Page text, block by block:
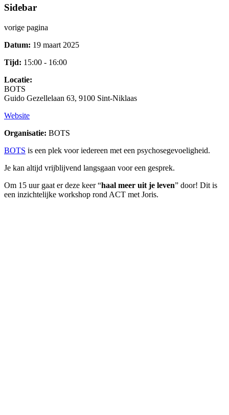
Sidebar
vorige pagina
Datum: 19 maart 2025
Tijd: 15:00 - 16:00
Locatie:
BOTS
Guido Gezellelaan 63, 9100 Sint-Niklaas
Website
Organisatie: BOTS
BOTS is een plek voor iedereen met een psychosegevoeligheid.
Je kan altijd vrijblijvend langsgaan voor een gesprek.
Om 15 uur gaat er deze keer “haal meer uit je leven” door! Dit is
een inzichtelijke workshop rond ACT met Joris.